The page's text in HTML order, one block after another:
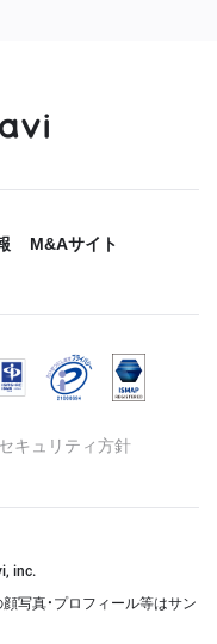
M&Aサイト
キュリティ方針
inc.
写真・プロフィール等はサン